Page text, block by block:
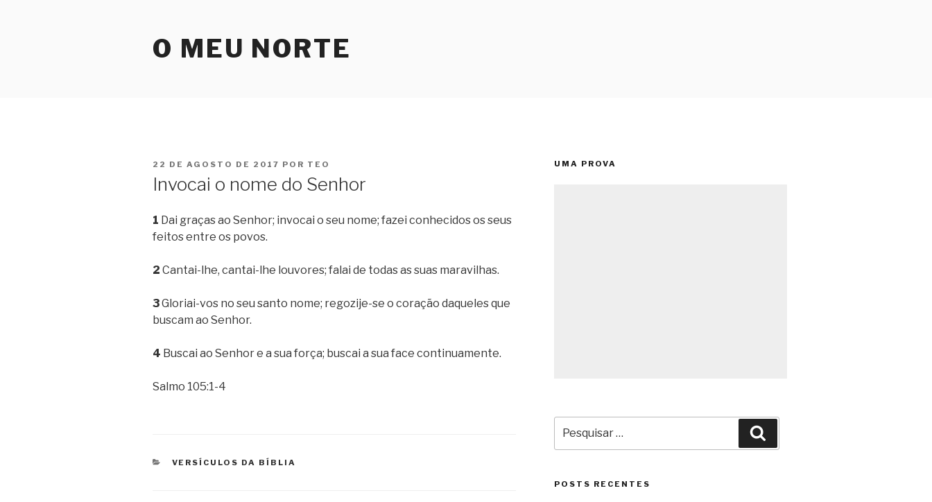
O MEU NORTE
PUBLICADO
22 DE AGOSTO DE 2017 POR TEO
Invocai o nome do Senhor
1 Dai graças ao Senhor; invocai o seu nome; fazei conhecidos os seus
feitos entre os povos.
2 Cantai-lhe, cantai-lhe louvores; falai de todas as suas maravilhas.
3Gloriai-vos no seu santo nome; regozije-se o coração daqueles que
buscam ao Senhor.
4 Buscai ao Senhor e a sua força; buscai a sua face continuamente.
Salmo 105:1-4
CATEGORIAS
VERSÍCULOS DA BÍBLIA
UMA PROVA
por:
POSTS RECENTES